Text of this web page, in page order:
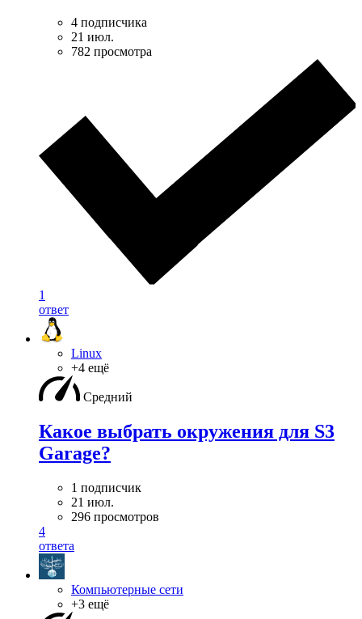
4 подписчика
21 июл.
782 просмотра
1
ответ
Linux
+4 ещё
Средний
Какое выбрать окружения для S3
Garage?
1 подписчик
21 июл.
296 просмотров
4
ответа
Компьютерные сети
+3 ещё